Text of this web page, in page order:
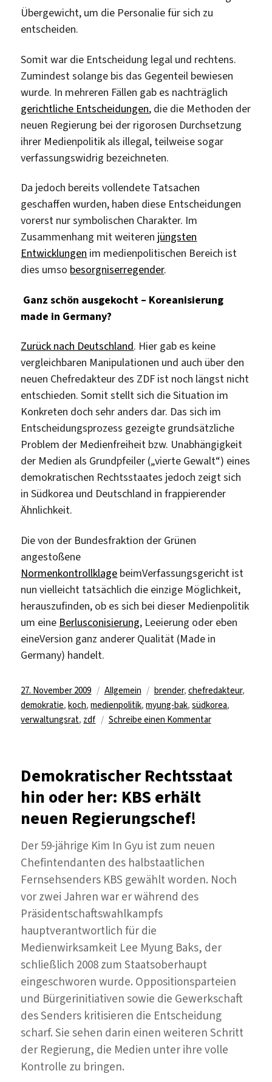
Übergewicht, um die Personalie für sich zu
entscheiden.
Somit war die Entscheidung legal und rechtens.
Zumindest solange bis das Gegenteil bewiesen
wurde. In mehreren Fällen gab es nachträglich
gerichtliche Entscheidungen, die die Methoden der
neuen Regierung bei der rigorosen Durchsetzung
ihrer Medienpolitik als illegal, teilweise sogar
verfassungswidrig bezeichneten.
Da jedoch bereits vollendete Tatsachen
geschaffen wurden, haben diese Entscheidungen
vorerst nur symbolischen Charakter. Im
Zusammenhang mit weiteren jüngsten
Entwicklungen im medienpolitischen Bereich ist
dies umso besorgniserregender.
Ganz schön ausgekocht – Koreanisierung
made in Germany?
Zurück nach Deutschland. Hier gab es keine
vergleichbaren Manipulationen und auch über den
neuen Chefredakteur des ZDF ist noch längst nicht
entschieden. Somit stellt sich die Situation im
Konkreten doch sehr anders dar. Das sich im
Entscheidungsprozess gezeigte grundsätzliche
Problem der Medienfreiheit bzw. Unabhängigkeit
der Medien als Grundpfeiler („vierte Gewalt“) eines
demokratischen Rechtsstaates jedoch zeigt sich
in Südkorea und Deutschland in frappierender
Ähnlichkeit.
Die von der Bundesfraktion der Grünen
angestoßene
Normenkontrollklage beimVerfassungsgericht ist
nun vielleicht tatsächlich die einzige Möglichkeit,
herauszufinden, ob es sich bei dieser Medienpolitik
um eine Berlusconisierung, Leeierung oder eben
eineVersion ganz anderer Qualität (Made in
Germany) handelt.
Veröffentlicht
am
27. November 2009 Kategorien
Allgemein Schlagwörter
brender, chefredakteur,
demokratie,koch,medienpolitik,myung-bak,südkorea,
verwaltungsrat, zdf Schreibe einen Kommentarzu
brendernde
Demokratischer Rechtsstaat
hin oder her: KBS erhält
neuen Regierungschef!
Der 59-jährige Kim In Gyu ist zum neuen
Chefintendanten des halbstaatlichen
Fernsehsenders KBS gewählt worden. Noch
vor zwei Jahren war er während des
Präsidentschaftswahlkampfs
hauptverantwortlich für die
Medienwirksamkeit Lee Myung Baks, der
schließlich 2008 zum Staatsoberhaupt
eingeschworen wurde. Oppositionsparteien
und Bürgerinitiativen sowie die Gewerkschaft
des Senders kritisieren die Entscheidung
scharf. Sie sehen darin einen weiteren Schritt
der Regierung, die Medien unter ihre volle
Kontrolle zu bringen.